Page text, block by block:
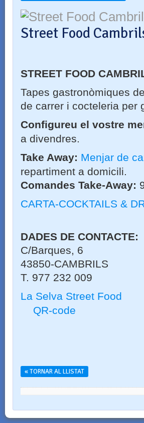
Street Food
STREET FOOD
Tapes gastronòmiques
de carrer i cocteleria per
Configureu el vostre
a divendres.
Take Away: Menjar de
repartiment a domicili.
Comandes Take-Away:
CARTA-COCKTAILS &
DADES DE CONTACTE:
C/Barques, 6
43850-CAMBRILS
T. 977 232 009
La Selva Street Food
QR-code
« TORNAR AL LLISTAT